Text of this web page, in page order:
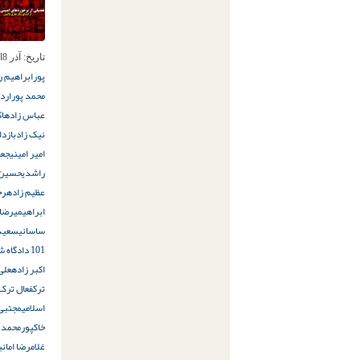
تاریخ: آذر 8ام, 1397
پورابراهیم
محمد پور
عباس زاده
نیک زاد
امیر امینی
راشدیحسین
عظیم زاده
ابراهیمی
ساسانی
101 دادگاه شهرستان کلیبر
اکبر زاده
ترکفعال
اسلامی
خاکپور
غلامرضا